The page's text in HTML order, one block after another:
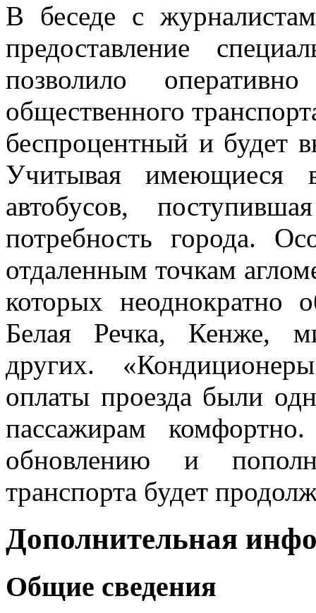
В беседе с
предоставление
позволило
общественного
беспроцентный и будет
Учитывая имеющиеся
автобусов,
потребность города.
отдаленным точкам
которых неоднократно
Белая Речка, Кенже,
других.
оплаты проезда были
пассажирам
обновлению и
транспорта будет
Дополнительная
Общие сведения